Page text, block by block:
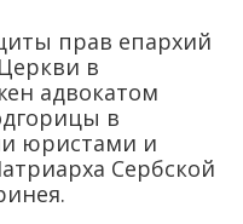
прав епархий
в
адвокатом
в
юристами и
Сербской